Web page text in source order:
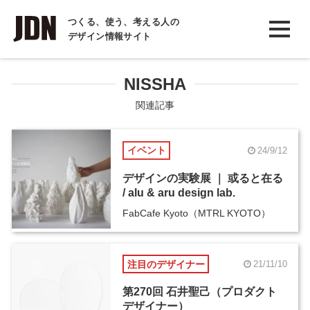
つくる、使う、考える人の
デザイン情報サイト
INTERVIEW
インタビュー
COLUMN
NISSHA
関連記事
イベント 24/9/12
デザインの実験展 ｜ 或ると在る
/ alu & aru design lab.
FabCafe Kyoto（MTRL KYOTO）
注目のデザイナー 21/11/10
第270回 石井聖己（プロダクト
デザイナー）